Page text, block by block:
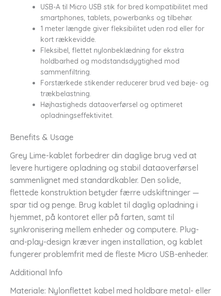
USB-A til Micro USB stik for bred kompatibilitet med
smartphones, tablets, powerbanks og tilbehør.
1 meter længde giver fleksibilitet uden rod eller for
kort rækkevidde.
Fleksibel, flettet nylonbeklædning for ekstra
holdbarhed og modstandsdygtighed mod
sammenfiltring.
Forstærkede stikender reducerer brud ved bøje- og
trækbelastning.
Højhastigheds dataoverførsel og optimeret
opladningseffektivitet.
Benefits & Usage
Grey Lime-kablet forbedrer din daglige brug ved at
levere hurtigere opladning og stabil dataoverførsel
sammenlignet med standardkabler. Den solide,
flettede konstruktion betyder færre udskiftninger —
spar tid og penge. Brug kablet til daglig opladning i
hjemmet, på kontoret eller på farten, samt til
synkronisering mellem enheder og computere. Plug-
and-play-design kræver ingen installation, og kablet
fungerer problemfrit med de fleste Micro USB-enheder.
Additional Info
Materiale: Nylonflettet kabel med holdbare metal- eller